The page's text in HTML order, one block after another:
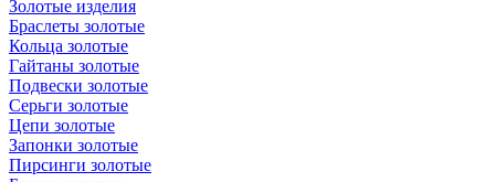
Золотые изделия
Браслеты золотые
Кольца золотые
Гайтаны золотые
Подвески золотые
Серьги золотые
Цепи золотые
Запонки золотые
Пирсинги золотые